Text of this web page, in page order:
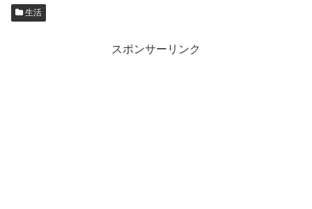
生活
スポンサーリンク